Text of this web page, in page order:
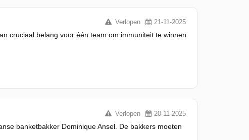
Verlopen 21-11-2025
cruciaal belang voor één team om immuniteit te winnen
Verlopen 20-11-2025
banketbakker Dominique Ansel. De bakkers moeten